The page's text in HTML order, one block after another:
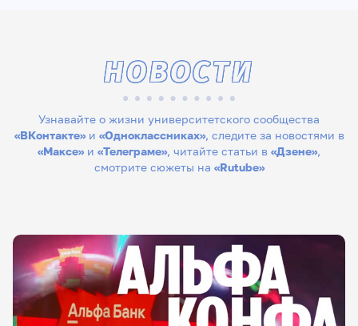
Узнавайте о жизни университетского сообщества
«ВКонтакте»и «Одноклассниках», следите за новостями в
«Максе» и «Телеграме», читайте статьи в «Дзене»,
смотрите сюжеты на «Rutube»
НОВОСТИ